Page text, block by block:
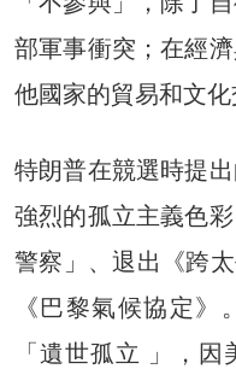
部軍事衝突；在經
他國家的貿易和文化
特朗普在競選時提
強烈的孤立主義色
警察」、退出《跨
《巴黎氣候協定
「遺世孤立 」，